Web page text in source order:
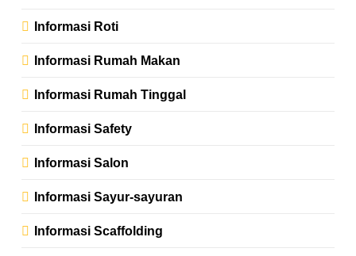
Informasi Roti
Informasi Rumah Makan
Informasi Rumah Tinggal
Informasi Safety
Informasi Salon
Informasi Sayur-sayuran
Informasi Scaffolding